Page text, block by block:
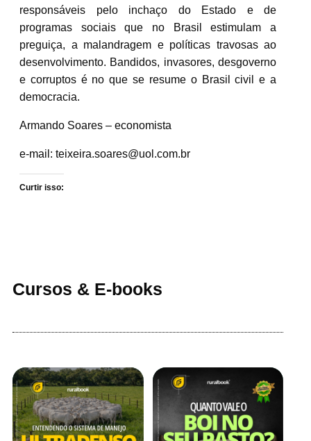
responsáveis pelo inchaço do Estado e de
programas sociais que no Brasil estimulam a
preguiça, a malandragem e políticas travosas ao
desenvolvimento. Bandidos, invasores, desgoverno
e corruptos é no que se resume o Brasil civil e a
democracia.
Armando Soares – economista
e-mail: teixeira.soares@uol.com.br
Curtir isso:
Cursos & E-books